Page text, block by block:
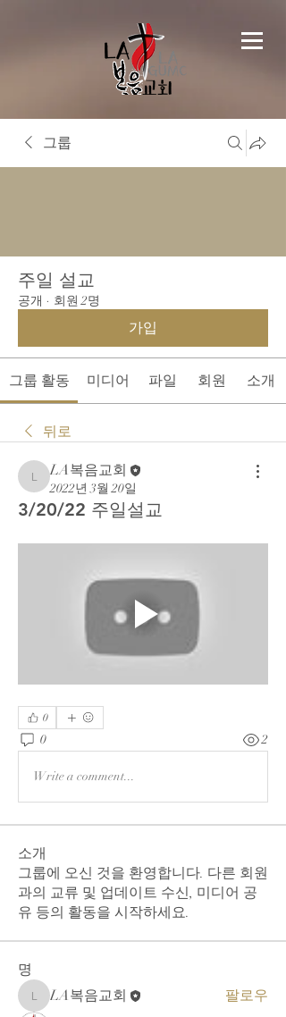
그룹
주일 설교
공개 · 회원 2명
가입
그룹 활동 미디어 파일 회원 소개
뒤로
LA복음교회
LA복음교회
2022년 3월 20일
3/20/22 주일설교
0
0 2
Write a comment...
소개
그룹에 오신 것을 환영합니다. 다른 회원
과의 교류 및 업데이트 수신, 미디어 공
유 등의 활동을 시작하세요.
명
LA복음교회
LA복음교회
팔로우